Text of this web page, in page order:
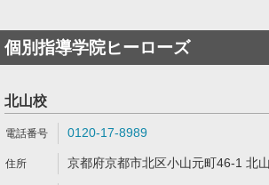
個別指導学院ヒーローズ
北山校
0120-17-8989
京都府京都市北区小山元町46-1 北